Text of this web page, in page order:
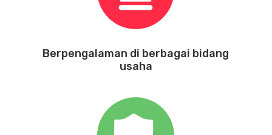
Berpengalaman di berbagai bidang
usaha